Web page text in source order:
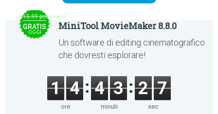
$15.99 per month
GRATIS
OGGI
MiniTool MovieMaker 8.8.0
Un software di editing cinematografico
che dovresti esplorare!
1 4
ore
4 3
minuti
2 7
sec